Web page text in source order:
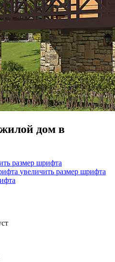
дом в
размер шрифта
увеличить размер шрифта